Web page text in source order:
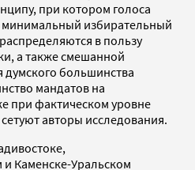
при котором голоса
избирательный
в пользу
а также смешанной
большинства
мандатов на
при фактическом уровне
авторы исследования.
и Каменске-Уральском